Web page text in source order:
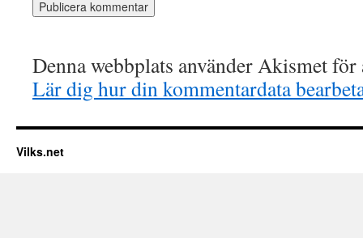
Denna webbplats använder Akismet
Lär dig hur din kommentardata
Vilks.net